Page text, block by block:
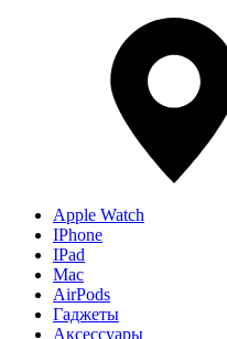
Apple Watch
IPhone
IPad
Mac
AirPods
Гаджеты
Аксессуары